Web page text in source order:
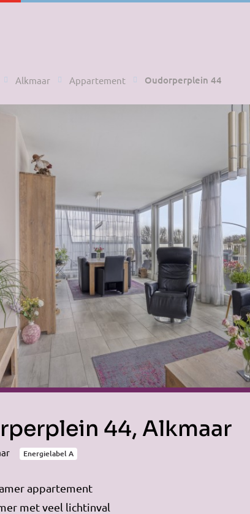
Alkmaar Appartement Oudorperplein 44
44, Alkmaar
Energielabel A
appartement
met veel lichtinval